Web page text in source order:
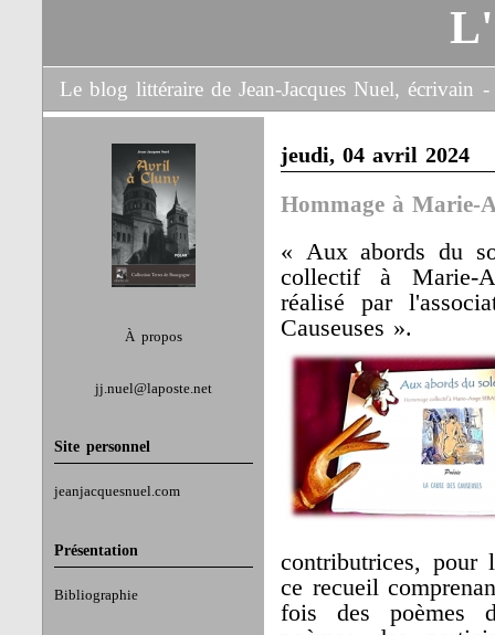
Le blog littéraire de Jean-Jacques Nuel, écrivain
À propos
jj.nuel@laposte.net
Site personnel
jeanjacquesnuel.com
Présentation
Bibliographie
jeudi, 04 avril 2024
Hommage à Marie-
« Aux abords du
collectif à Marie-
réalisé par
Causeuses ».
contributrices, pour
ce recueil
fois des poèmes